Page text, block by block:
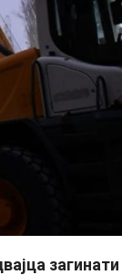
загинати